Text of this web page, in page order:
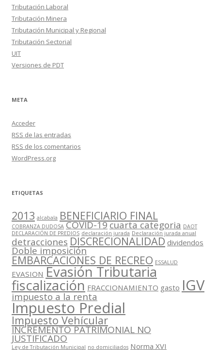
Tributación Laboral
Tributación Minera
Tributación Municipal y Regional
Tributación Sectorial
UIT
Versiones de PDT
META
Acceder
RSS de las entradas
RSS de los comentarios
WordPress.org
ETIQUETAS
2013 alcabala BENEFICIARIO FINAL
COBRANZA DUDOSA COVID-19cuarta categoria DAOT
DECLARACIÓN DE PREDIOS declaración jurada Declaración jurada anual
detracciones DISCRECIONALIDAD dividendos
Doble imposición
EMBARCACIONES DE RECREO ESSALUD
EVASION Evasión Tributaria
fiscalización FRACCIONAMIENTO gasto IGV
impuesto a la renta
Impuesto Predial
Impuesto Vehícular
INCREMENTO PATRIMONIAL NO
JUSTIFICADO
Ley de Tributación Municipal no domiciliados Norma XVI